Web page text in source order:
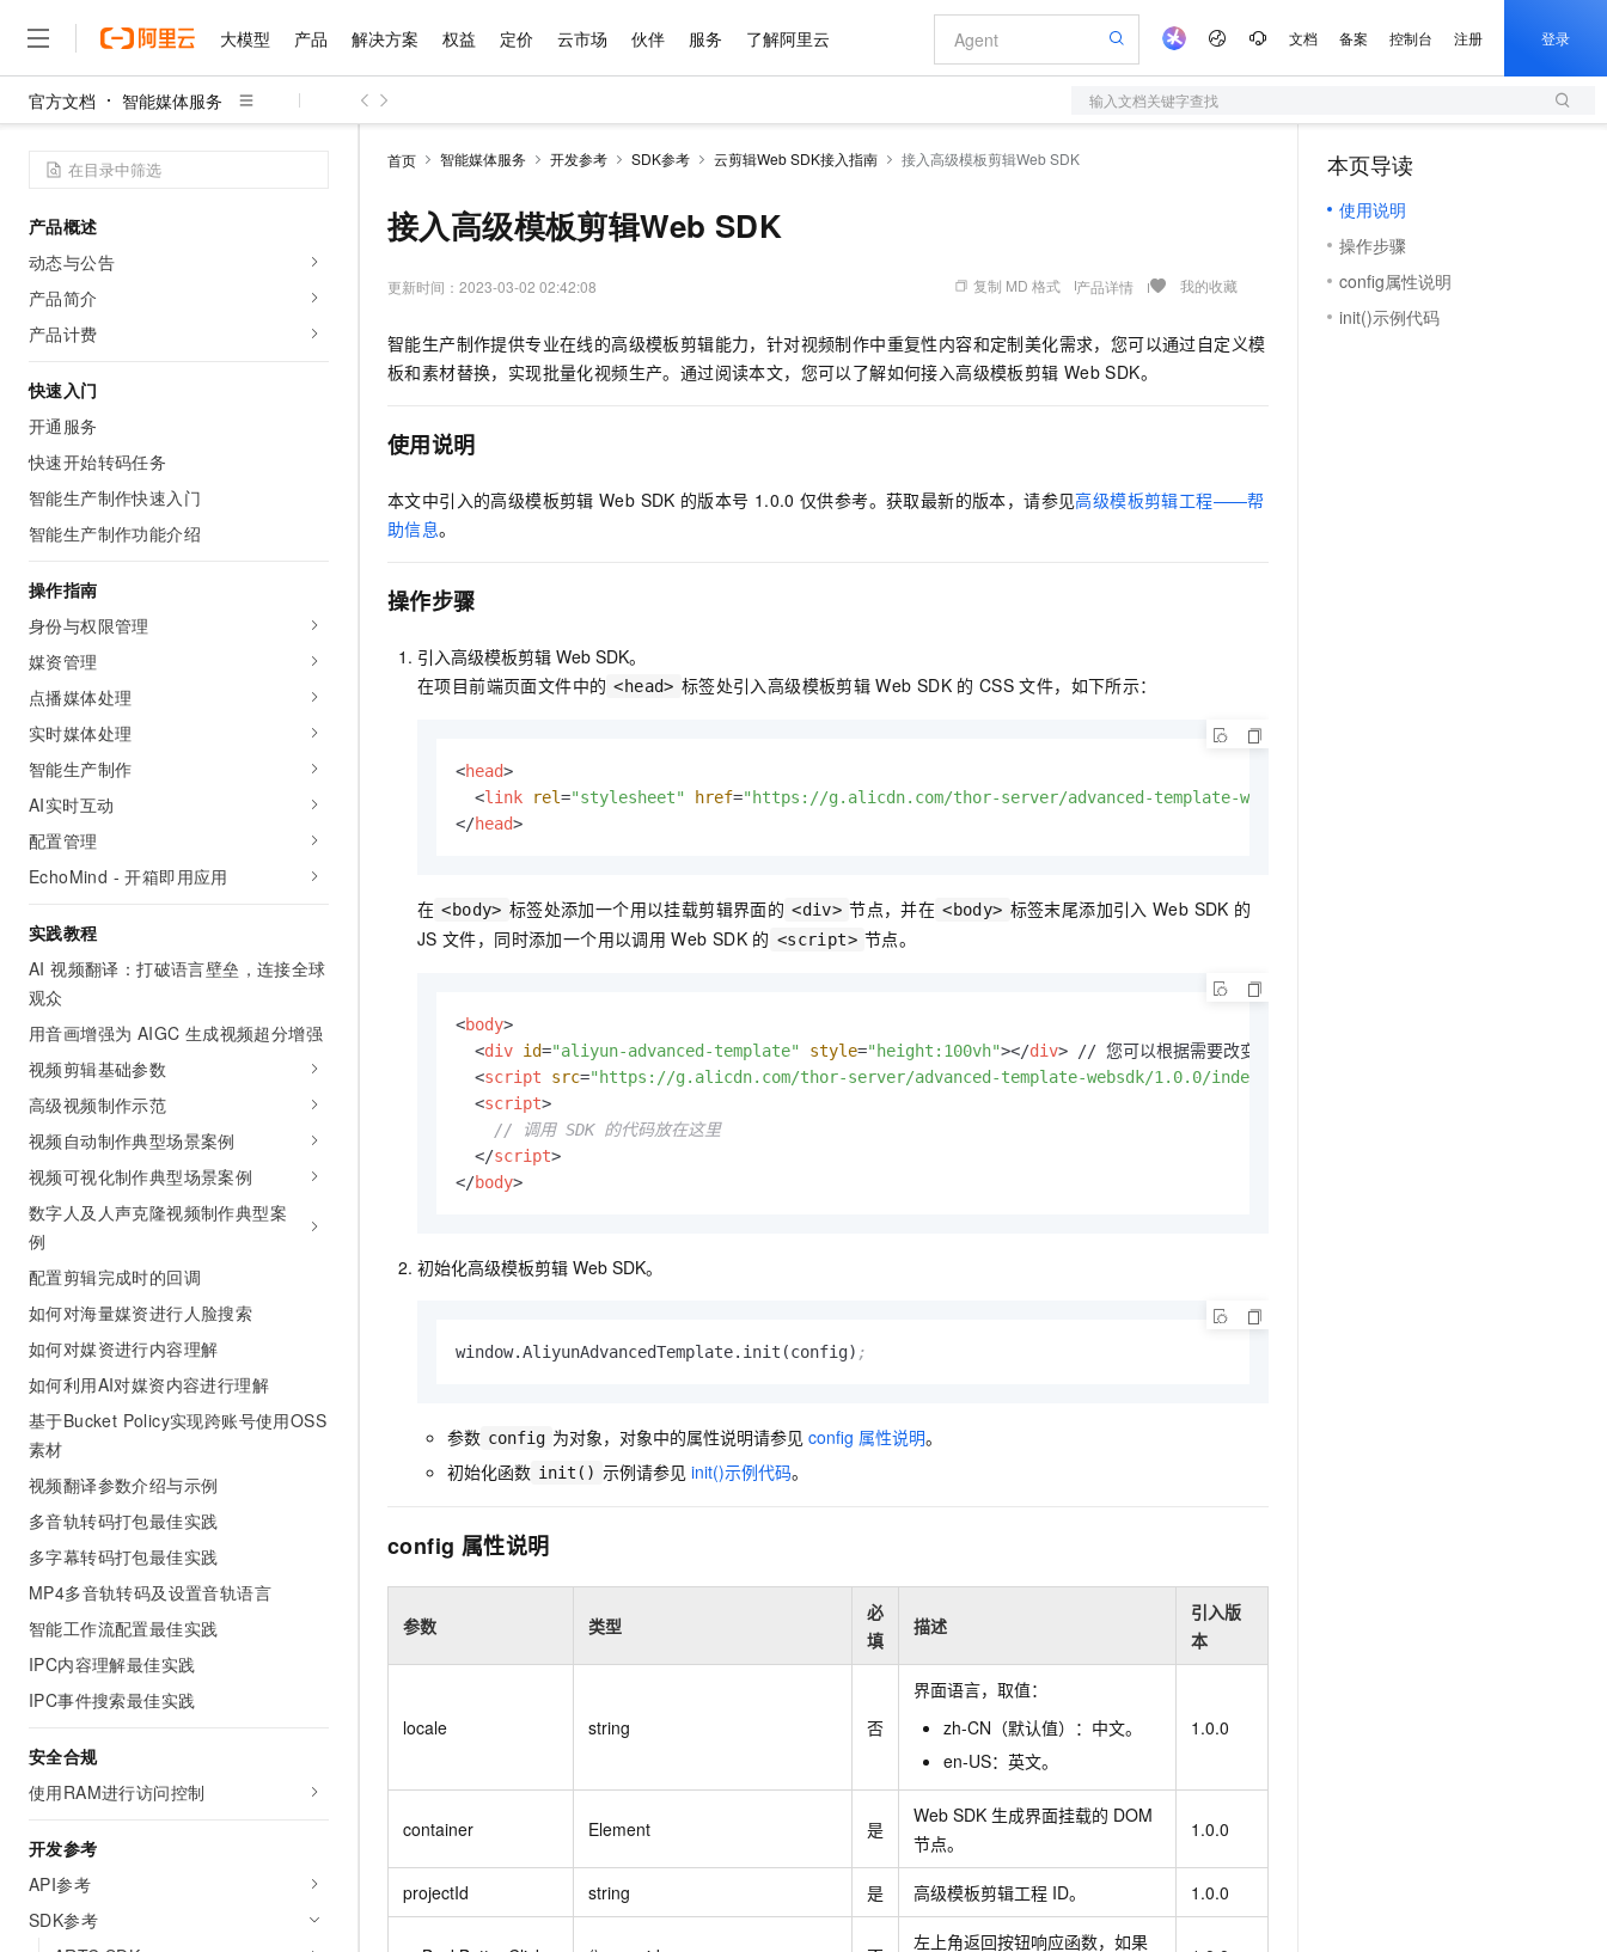
大模型 产品 解决方案 权益 定价 云市场 伙伴 服务 了解阿里云 文档 备案 控制台 注册 登录
官方文档 智能媒体服务 输入文档关键字查找
产品概述
动态与公告
产品简介
产品计费
快速入门
开通服务
快速开始转码任务
智能生产制作快速入门
智能生产制作功能介绍
操作指南
身份与权限管理
媒资管理
点播媒体处理
实时媒体处理
智能生产制作
AI实时互动
配置管理
EchoMind - 开箱即用应用
实践教程
AI 视频翻译：打破语言壁垒，连接全球
观众
用音画增强为 AIGC 生成视频超分增强
视频剪辑基础参数
高级视频制作示范
视频自动制作典型场景案例
视频可视化制作典型场景案例
数字人及人声克隆视频制作典型案
例
配置剪辑完成时的回调
如何对海量媒资进行人脸搜索
如何对媒资进行内容理解
如何利用AI对媒资内容进行理解
基于Bucket Policy实现跨账号使用OSS
素材
视频翻译参数介绍与示例
多音轨转码打包最佳实践
多字幕转码打包最佳实践
MP4多音轨转码及设置音轨语言
智能工作流配置最佳实践
IPC内容理解最佳实践
IPC事件搜索最佳实践
安全合规
使用RAM进行访问控制
开发参考
API参考
SDK参考
首页 智能媒体服务 开发参考 SDK参考 云剪辑Web SDK接入指南 接入高级模板剪辑Web SDK
接入高级模板剪辑Web SDK
更新时间： 2023-03-02 02:42:08 复制 MD 格式 产品详情 我的收藏
智能生产制作提供专业在线的高级模板剪辑能力，针对视频制作中重复性内容和定制美化需求，您可以通过自定义模
板和素材替换，实现批量化视频生产。通过阅读本文，您可以了解如何接入高级模板剪辑 Web SDK。
使用说明
本文中引入的高级模板剪辑 Web SDK 的版本号 1.0.0 仅供参考。获取最新的版本，请参见高级模板剪辑工程——帮
助信息。
操作步骤
引入高级模板剪辑 Web SDK。
在项目前端页面文件中的 <head> 标签处引入高级模板剪辑 Web SDK 的 CSS 文件，如下所示：
<head>
<link rel="stylesheet" href="https://g.alicdn.com/thor-server/advanced-template-websdk/1.0.0/index.css"
</head>
在 <body> 标签处添加一个用以挂载剪辑界面的 <div> 节点，并在 <body> 标签末尾添加引入 Web SDK 的
JS 文件，同时添加一个用以调用 Web SDK 的 <script> 节点。
<body>
<div id="aliyun-advanced-template" style="height:100vh"></div> // 您可以根据需要改变 container 高度
<script src="https://g.alicdn.com/thor-server/advanced-template-websdk/1.0.0/index.js"
<script>
// 调用 SDK 的代码放在这里
</script>
</body>
初始化高级模板剪辑 Web SDK。
window.AliyunAdvancedTemplate.init(config) ;
参数 config 为对象，对象中的属性说明请参见 config 属性说明。
初始化函数 init() 示例请参见 init()示例代码。
config 属性说明
参数 类型
必
填
描述
引入版
本
locale string 否
界面语言，取值：
zh-CN（默认值）：中文。
en-US：英文。
1.0.0
container Element 是
Web SDK 生成界面挂载的 DOM
节点。
1.0.0
projectId string 是 高级模板剪辑工程 ID。 1.0.0
左上角返回按钮响应函数，如果
本页导读
使用说明
操作步骤
config属性说明
init()示例代码
大模型
千问AI平台 大模型服务平台百炼
Qwen3.8-Max HOT
Qwen3.7-Plus
Qwen3-VL-Plus
Kimi-K3 NEW HappyHorse-1.1-T2V
语音识别与合成
千问AI平台-Token Plan NEW
千问AI平台-模型体验
在线体验全尺寸、多种模态的模型效果
Happy 系列大模型
大模型服务平台百炼-应用模版
灵活可视化地构建企业级 Agent
Qoder HOT
企业级人与Agent协作平台，接入和调度多个数字员工
10 分钟在聊天系统中增加一个 AI 助手 即刻拥有 DeepSeek-R1 满血版 超强辅助，Bolt.diy 一步搞定创意建站
产品
精选产品
容器
存储
网络与CDN
数据库
大数据计算
媒体服务
企业服务与云通信
域名与网站
开发工具
迁移与运维管理
专有云
精选产品
大模型服务与应用平台
多元化、高性能、安全可靠的大模型服务
无影云电脑
随时随地安全接入的云上超级电脑
面向分析的企业级SaaS模式云数据仓库
人工智能平台 PAI 大模型
一站式AI开发、训练和推理服务
提供一站式管理容器应用的 K8s 服务
全托管，含MySQL、PostgreSQL、SQL Server、MariaDB多引擎
Qoder
面向真实软件的智能体编程平台
云原生的云上边界网络安全防护产品
轻量应用服务器
数字证书管理服务（原SSL证书）
实现全站HTTPS，呈现可信的WEB访问
短信服务
解决方案
精选解决方案
大数据
现代化应用
安全
可观测
上云与迁云
企业出海
政企业务
精选解决方案
企业级Agent产品，直接交付可用成果
HappyHorse 打造一站式影视创作平台
可视化编排打通从文字构思到成片全链路闭环
Hermes Agent，打造自进化智能体
自主进化，持久记忆，越用越聪明
轻松解锁专属 DeepSeek-V4-Pro
5 分钟轻松部署专属 QwenPaw HOT
从聊天伙伴进化为能主动干活的本地数字员工
一句话生成原生可编辑精美 PPT 文稿
输入一句话想法, 轻松生成专业的 PPT
一键部署幻兽帕鲁游戏服务器
一键购买专属联机服务器，轻松开启游戏
漫剧工坊：一站式动画创作平台
权益 普惠上云
云服务器38元/年起，超值低价云产品抢先购
推荐新用户得奖励，单订单最高返9万
云工开物
高校专属算力普惠，学生认证享300元代金券
免费试用
最高领取价值200元试用点，立即开启云上创新
产品新客免费试用，最长12个月
大模型ACA认证体验
AI 特惠
Token Plan 模型订阅计划 NEW
Qwen3.8-Max 首发尝鲜，限时加量 10 倍，夜间低至2折
送.CN域名，送备案服务码
AI 场景体验
从图文生成到视频创作，一键激活电商全链路生产力
AI 广告创作
图文、视频一站生成，高效打造优质广告素材
AI助力短剧漫剧创作，剧本、分镜、视频高效生成
AI 活动
AI 生产力先锋
先锋实践拓展 AI 生产力的边界
飞天发布时刻
所见，即是所愿
AI 实训营
定价 产品定价
了解云产品的定价详情
云上成本管理
管理和优化成本
价格计算器
自助选配和估算价格
价格优势
配置报价器
阿里云 OPC 创新助力计划
Token 补贴，五大权
益加速 OPC 成功
云市场 精选商城
多端小程序
观测云
蓝凌 OA
畅捷通
AI空中课堂在线直播课堂（旗舰版）
生态解决方案
开发者生态解决方案
AI 开发和 AI 应用解决方案
数据与 API
手机三要素
OCR 文字识别
OA 办公系统
基础软件
JAVA
建站小程序
APP 开发
专业服务
公司注册
伙伴 成为销售伙伴
咨询伙伴
销售伙伴合作计划
无影生态合作计划
Salesforce On Alibaba Cloud
AI 大模型销售与服务生态合作计划
成为产品伙伴
产品生态伙伴
产品伙伴合作计划
云网络合作计划
成为服务伙伴
服务伙伴合作计划
Al MaaS 服务伙伴赋能合作
伙伴信用分合作计划
更多支持
服务 售前咨询
售后服务
自助服务
在线服务
工单服务
短信专区
企业增值服务
专家技术服务
企业成长
服务实践
阿里云认证
信息公告
官网公告
开发者社区
镜像站
了解阿里云 为什么选择阿里云
技术领先
分析师报告
AI 算法大赛
入门学习赛
最佳实践
云上奥运之旅
看见新力量
市场活动
魔搭 ModelScope
高校合作
加入我们